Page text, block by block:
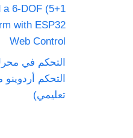
a 6-DOF (5+1
with ESP32
Web Control
التحكم في
تعليمي)